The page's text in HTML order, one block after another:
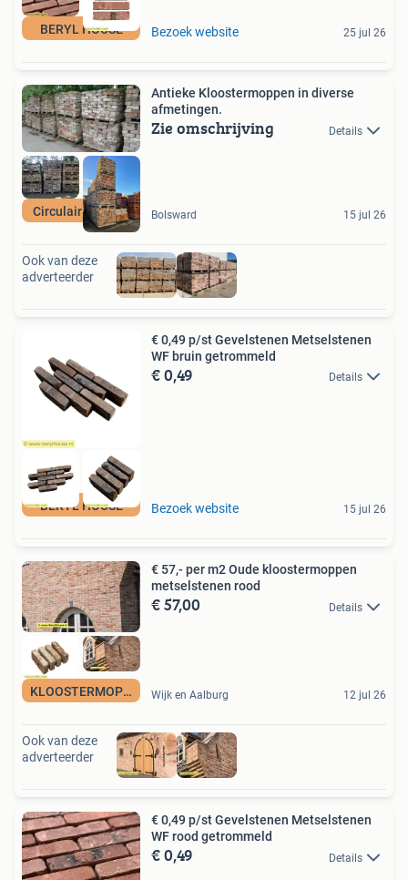
BERYL HOUSE Bezoek website 25 jul 26
Circulair bouwen
Antieke Kloostermoppen in diverse
afmetingen.
Zie omschrijving Details
Bolsward 15 jul 26
Ook van deze
adverteerder
BERYL HOUSE
€ 0,49 p/st Gevelstenen Metselstenen
WF bruin getrommeld
€ 0,49 Details
Bezoek website 15 jul 26
KLOOSTERMOPPEN
€ 57,- per m2 Oude kloostermoppen
metselstenen rood
€ 57,00 Details
Wijk en Aalburg 12 jul 26
Ook van deze
adverteerder
€ 0,49 p/st Gevelstenen Metselstenen
WF rood getrommeld
€ 0,49 Details